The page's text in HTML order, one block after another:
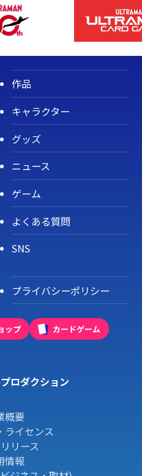
作品
キャラクター
グッズ
ニュース
ゲーム
よくある質問
SNS
プライバシーポリシー
ップ カードゲーム
ロダクション
概要
ライセンス
リース
情報